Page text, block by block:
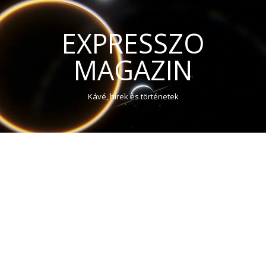
EXPRESSZO
MAGAZIN
Kávé, hírek és történetek